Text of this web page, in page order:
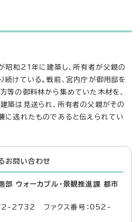
昭和21年に建築し、所有者が父親の
続けている。戦前、宮内庁が御用邸を
等の御料林から集めていた木材を、
築は見送られ、所有者の父親がその
に逃れたものであると伝えられてい
お問い合わせ
部 ウォーカブル・景観推進課 都市
2732 ファクス番号：052-